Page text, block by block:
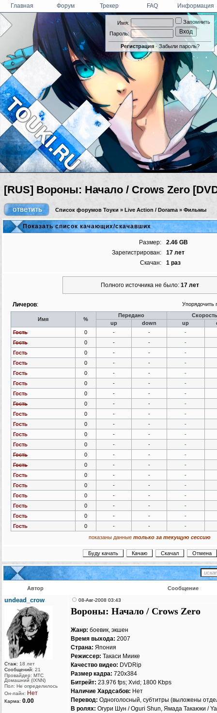
Имя:
Пароль:
Запомнить
Регистрация· Забыли пароль?
Главная Форум Трекер FAQ Информация
[RUS] Вороны: Начало / Crows Zero
Список форумов Тоуки » Live Action / Dorama » Фильмы
Показать список качающих/скачавших
Размер:
2.46 GB
Зарегистрирован:
17 лет
Скачан:
1 раз
Полного источника не было: 17 лет
Личеров: Упорядочить
Имя %
Передано
Скорость
up
down up
Гость
0 - -
-
Гость
0 - -
-
Гость
0 - -
-
Гость
0 - -
-
Гость
0 - -
-
Гость
0 - -
-
Гость
0 - -
-
Гость
0 - -
-
Гость
0 - -
-
Гость
0 - -
-
Гость
0 - -
-
Гость
0 - -
-
Гость
0 - -
-
Гость
0 - -
-
Гость
0 - -
-
Гость
0 - -
-
Гость
0 - -
-
Гость
0 - -
-
Гость
0 - -
-
Гость
0 - -
-
показаны данныетолько за текущую сессию
Автор Сообщение
undead_crow
Стаж: 18 лет
Сообщений: 21
Провайдер: МТС
Домашний (IXNN)
Пол: Не определилось
Он-лайн: Нет
Карма: 0.00
08-Авг-2008 03:43
Вороны: Начало / Crows Zero
Жанр: боевик, экшен
Время выхода: 2007
Страна: Япония
Режиссер: Такаси Миике
Качество видео: DVDRip
Размер кадра: 720x384
Битрейт: 23.976 fps; Xvid; 1800 Kbps
Наличие Хардсабов: Нет
Перевод: Одноголосный, субтитры (выложены
В ролях: Огури Шун / Oguri Shun, Ямада Такаюки /